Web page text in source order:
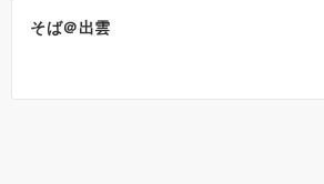
そば＠出雲